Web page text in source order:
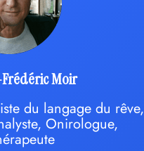
Moir
du langage du rêve,
Onirologue,